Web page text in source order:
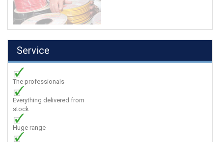
Service
The professionals
Everything delivered from
stock
Huge range